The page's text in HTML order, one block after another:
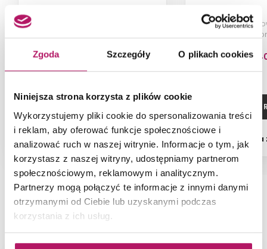
Zgoda Szczegóły O plikach cookies
Niniejsza strona korzysta z plików cookie
Wykorzystujemy pliki cookie do spersonalizowania treści
i reklam, aby oferować funkcje społecznościowe i
analizować ruch w naszej witrynie. Informacje o tym, jak
korzystasz z naszej witryny, udostępniamy partnerom
społecznościowym, reklamowym i analitycznym.
Partnerzy mogą połączyć te informacje z innymi danymi
otrzymanymi od Ciebie lub uzyskanymi podczas
korzystania z ich usług.
Bateria
2
ZOBACZ
Dostępność:
NAJNOWSZE ARTYKUŁY